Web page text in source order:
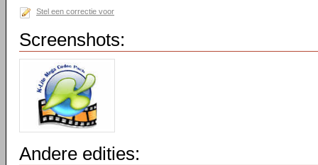
Stel een correctie voor
Screenshots:
Andere edities: